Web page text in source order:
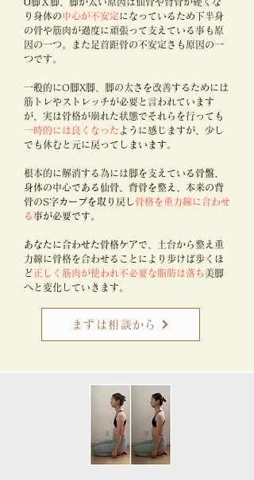
り身体の中心が不安定になっているため下半身
の骨や筋肉が過度に頑張って支えている事も原
因の一つ。また足首距骨の不安定さも原因の一
つです。
一般的にO脚X脚、脚の太さを改善するためには
筋トレやストレッチが必要と言われています
が、実は骨格が崩れた状態でそれらを行っても
一時的には良くなった ように感じますが、少し
でも休むと元に 戻ってしまいます。
根本的に解消する為には脚を支えてい る骨盤、
身体の中心である仙骨、背骨を整え、本来の背
骨のS字カーブを取り戻し骨格を重力線に合わせ
る事が必要です。
あなたに合わせた骨格ケアで、土台から整え重
力線に骨格を合わせることにより歩けば歩くほ
ど正しく筋肉が使われ不必要な脂肪は落ち美脚
へと変化していきます。
まずは相談から